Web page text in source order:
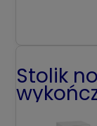
Stolik